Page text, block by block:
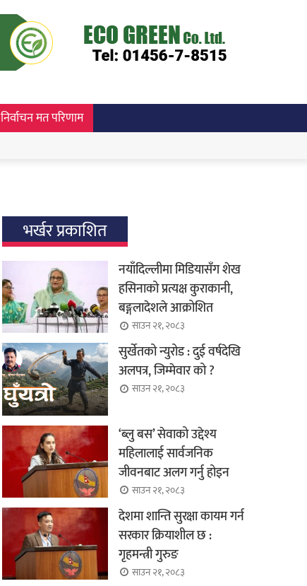
निर्वाचन मत परिणाम
भर्खर प्रकाशित
नयाँदिल्लीमा मिडियासँग शेख
हसिनाको प्रत्यक्ष कुराकानी,
बङ्गलादेशले आक्रोशित
साउन २१, २०८३
सुर्खेतको न्युरोड : दुई वर्षदेखि
अलपत्र, जिम्मेवार को ?
साउन २१, २०८३
‘ब्लु बस’ सेवाको उद्देश्य
महिलालाई सार्वजनिक
जीवनबाट अलग गर्नु होइन
साउन २१, २०८३
देशमा शान्ति सुरक्षा कायम गर्न
सरकार क्रियाशील छ :
गृहमन्त्री गुरुङ
साउन २१, २०८३